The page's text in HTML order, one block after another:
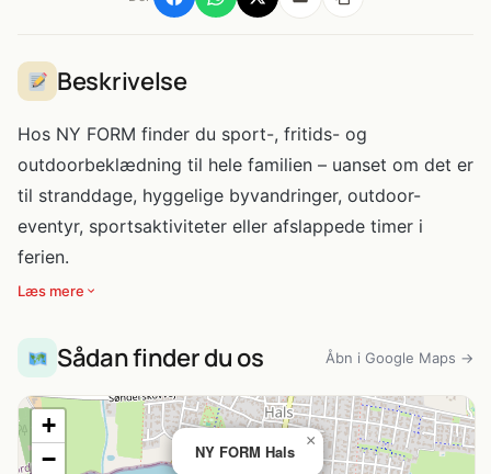
Beskrivelse
Hos NY FORM finder du sport-, fritids- og
outdoorbeklædning til hele familien – uanset om det er
til stranddage, hyggelige byvandringer, outdoor-
eventyr, sportsaktiviteter eller afslappede timer i
ferien.
Læs mere
Sådan finder du os Åbn i Google Maps →
NY FORM Hals
×
+
−